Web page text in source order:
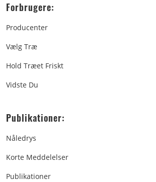
Forbrugere:
Producenter
Vælg Træ
Hold Træet Friskt
Vidste Du
Publikationer:
Nåledrys
Korte Meddelelser
Publikationer